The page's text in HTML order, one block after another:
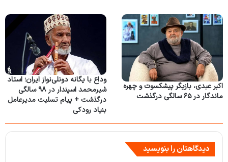
اکبر عبدی، بازیگر پیشکسوت و چهره
ماندگار در ۶۵ سالگی درگذشت
وداع با یگانه دونلی‌نواز ایران؛ استاد
شیرمحمد اسپندار در ۹۸ سالگی
درگذشت + پیام تسلیت مدیرعامل
بنیاد رودکی
دیدگاهتان را بنویسید